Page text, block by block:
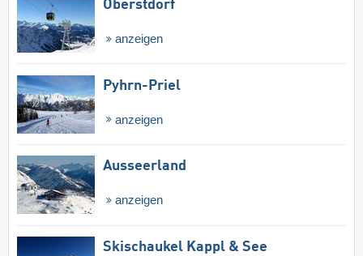
Oberstdorf
anzeigen
Pyhrn-Priel
anzeigen
Ausseerland
anzeigen
Skischaukel Kappl & See